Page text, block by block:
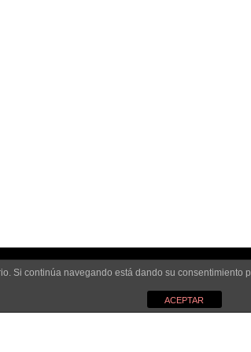
Si continúa navegando está dando su
ACEPTAR